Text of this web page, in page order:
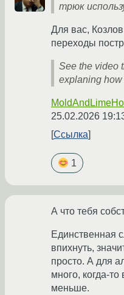
трюк
Для вас,
переходы
See the video
explaning
25.02.2026
Ссылка
1
А что тебя
Единственная
впихнуть,
просто. А для
много, когда-
меньше.